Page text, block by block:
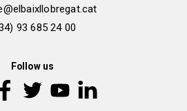
93 685 24 00
Follow us